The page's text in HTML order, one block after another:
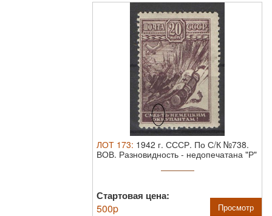
ЛОТ 173: 1942 г. СССР. По С/К №738.
ВОВ. Разновидность - недопечатана "Р"
Стартовая цена:
500p Просмотр